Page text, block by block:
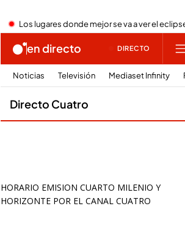
HORARIO EMISION CUARTO MILENIO Y
HORIZONTE POR EL CANAL CUATRO